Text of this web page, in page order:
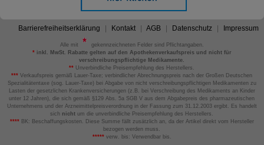
Barrierefreiheitserklärung Kontakt AGB Datenschutz Impressum
Alle mit
gekennzeichneten Felder sind Pflichtangaben.
*inkl. MwSt. Rabatte gelten auf den Apothekenverkaufspreis und nicht für
verschreibungspflichtige Medikamente.
** Unverbindliche Preisempfehlung des Herstellers.
*** Verkaufspreis gemäß Lauer-Taxe; verbindlicher Abrechnungspreis nach der Großen Deutschen
Spezialitätentaxe (sog. Lauer-Taxe) bei Abgabe von nicht verschreibungspflichtigen Medikamenten zu
Lasten der gesetzlichen Krankenversicherungen (z.B. bei Verschreibung des Medikaments an Kinder
unter 12 Jahren), die sich gemäß §129 Abs. 5a SGB V aus dem Abgabepreis des pharmazeutischen
Unternehmens und der Arzneimittelpreisverordnung in der Fassung zum 31.12.2003 ergibt. Es handelt
sich nicht um die unverbindliche Preisempfehlung des Herstellers.
****BK: Beschaffungskosten. Diese Summe fällt zusätzlich an, da der Artikel direkt vom Hersteller
bezogen werden muss.
*****verw. bis: Verwendbar bis.